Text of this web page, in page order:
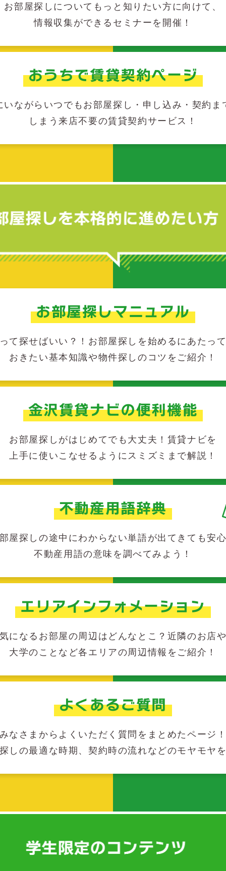
お部屋探しについてもっと知りたい方に向けて、
情報収集ができるセミナーを開催！
おうちで賃貸契約ページ
いながらいつでもお部屋探し・申し込み・契約ま
しまう来店不要の賃貸契約サービス！
お部屋探しマニュアル
て探せばいい？！お部屋探しを始めるにあたっ
おきたい基本知識や物件探しのコツをご紹介！
金沢賃貸ナビの便利機能
お部屋探しがはじめてでも大丈夫！賃貸ナビを
上手に使いこなせるようにスミズミまで解説！
不動産用語辞典
屋探しの途中にわからない単語が出てきても安
不動産用語の意味を調べてみよう！
エリアインフォメーション
になるお部屋の周辺はどんなとこ？近隣のお店
大学のことなど各エリアの周辺情報をご紹介！
よくあるご質問
なさまからよくいただく質問をまとめたページ
しの最適な時期、契約時の流れなどのモヤモヤ